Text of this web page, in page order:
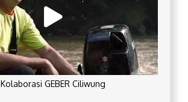
Kolaborasi GEBER Ciliwung